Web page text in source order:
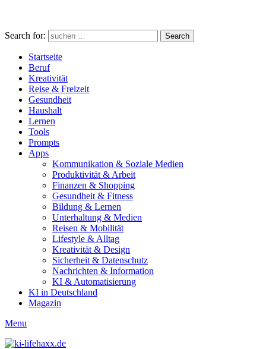
Search for: Search
Startseite
Beruf
Kreativität
Reise & Freizeit
Gesundheit
Haushalt
Lernen
Tools
Prompts
Apps
Kommunikation & Soziale Medien
Produktivität & Arbeit
Finanzen & Shopping
Gesundheit & Fitness
Bildung & Lernen
Unterhaltung & Medien
Reisen & Mobilität
Lifestyle & Alltag
Kreativität & Design
Sicherheit & Datenschutz
Nachrichten & Information
KI & Automatisierung
KI in Deutschland
Magazin
Menu